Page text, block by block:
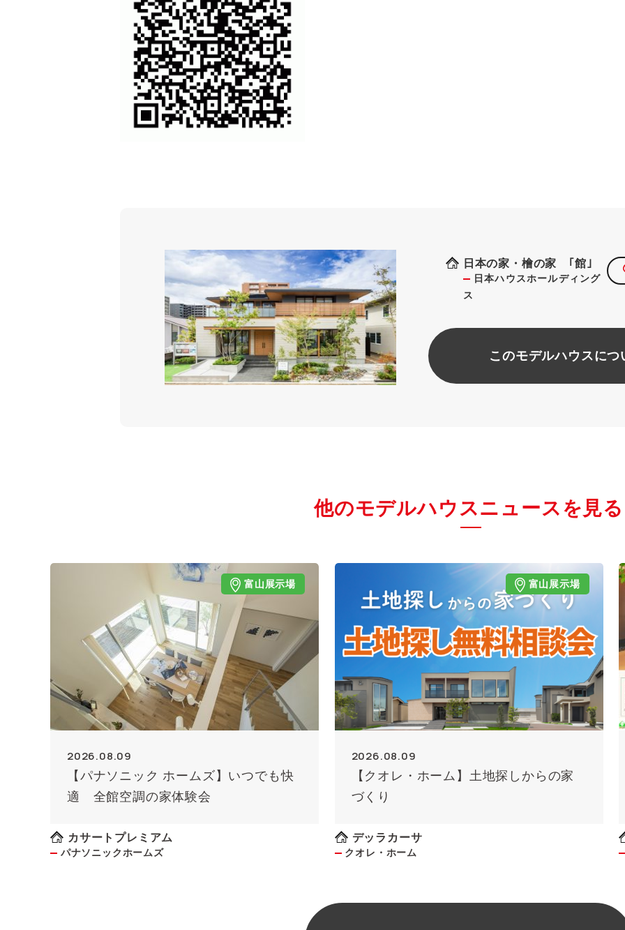
日本の家・檜の家 ｢館｣
日本ハウスホールディング
ス
このモデルハウスに
他のモデルハウスニュースを見る
富山展示場
2026.08.09
【パナソニック ホームズ】いつでも快
適 全館空調の家体験会
カサートプレミアム
パナソニックホームズ
富山展示場
2026.08.09
【クオレ・ホーム】土地探しからの家
づくり
デッラカーサ
クオレ・ホーム